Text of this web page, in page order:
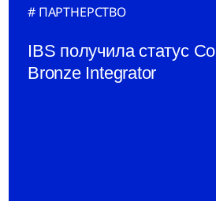
ПАРТНЕРСТВО
IBS получила статус
Bronze Integrator